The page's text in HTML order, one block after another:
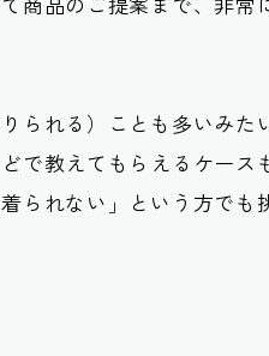
られる）ことも多いみた
で教えてもらえるケー
られない」という方でも